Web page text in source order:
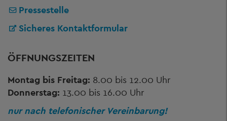
Pressestelle
Sicheres Kontaktformular
ÖFFNUNGSZEITEN
Montag bis Freitag: 8.00 bis 12.00 Uhr
Donnerstag: 13.00 bis 16.00 Uhr
nur nach telefonischer Vereinbarung!